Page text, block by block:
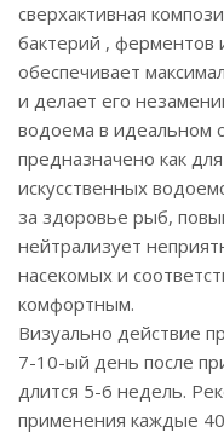
сверхактивная
бактерий , ферментов
обеспечивает
и делает его
водоема в идеальном
предназначено как
искусственных
за здоровье рыб,
нейтрализует
насекомых и
комфортным.
Визуально действие
7-10-ый день после
длится 5-6 недель.
применения каждые